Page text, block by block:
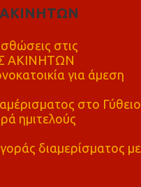
ΑΚΙΝΗΤΩΝ
στις
ΑΚΙΝΗΤΩΝ
για άμεση
στο Γύθειο
ημιτελούς
διαμερίσματος με